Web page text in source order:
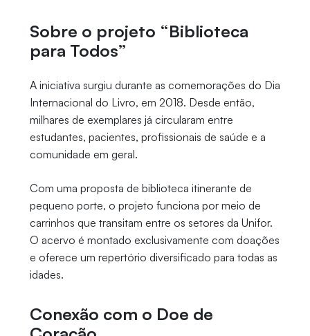
Sobre o projeto “Biblioteca
para Todos”
A iniciativa surgiu durante as comemorações do Dia
Internacional do Livro, em 2018. Desde então,
milhares de exemplares já circularam entre
estudantes, pacientes, profissionais de saúde e a
comunidade em geral.
Com uma proposta de biblioteca itinerante de
pequeno porte, o projeto funciona por meio de
carrinhos que transitam entre os setores da Unifor.
O acervo é montado exclusivamente com doações
e oferece um repertório diversificado para todas as
idades.
Conexão com o Doe de